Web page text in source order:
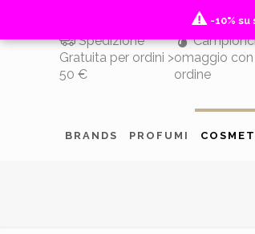
Spedizione
Gratuita per ordini >
50 €
omaggio
ordine
BRANDS PROFUMI
-10%
-10%